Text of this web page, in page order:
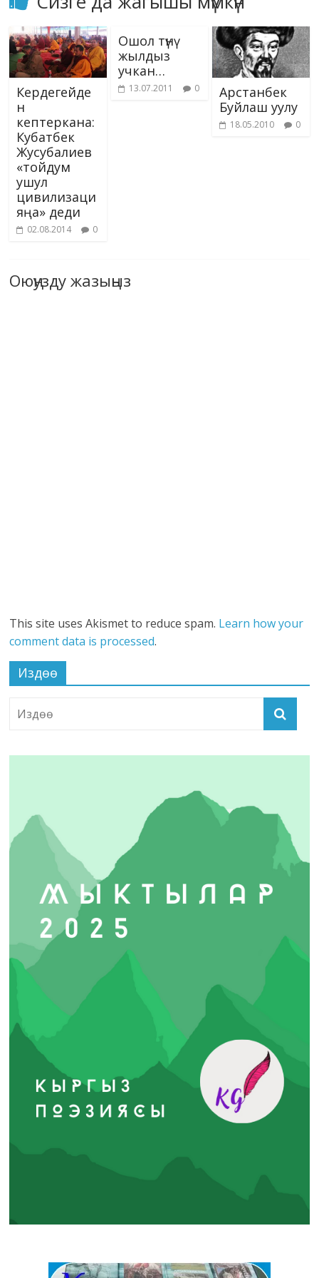
Кердегейде
н
кептеркана:
Кубатбек
Жусубалиев
«тойдум
ушул
цивилизаци
яңа» деди
02.08.2014 0
Ошол түнү
жылдыз
учкан…
13.07.2011 0
Арстанбек
Буйлаш уулу
18.05.2010 0
Оюңузду жазыңыз
This site uses Akismet to reduce spam. Learn how your
comment data is processed.
Издөө